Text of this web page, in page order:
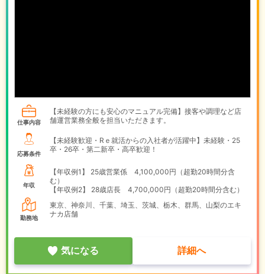
仕事内容
【未経験の方にも安心のマニュアル完備】接客や調理など店
舗運営業務全般を担当いただきます。
応募条件
【未経験歓迎・Rｅ就活からの入社者が活躍中】未経験・25
卒・26卒・第二新卒・高卒歓迎！
年収
【年収例1】
25歳営業係 4,100,000円（超勤20時間分含
む）
【年収例2】
28歳店長 4,700,000円（超勤20時間分含む）
勤務地
東京、神奈川、千葉、埼玉、茨城、栃木、群馬、山梨のエキ
ナカ店舗
気になる 詳細へ